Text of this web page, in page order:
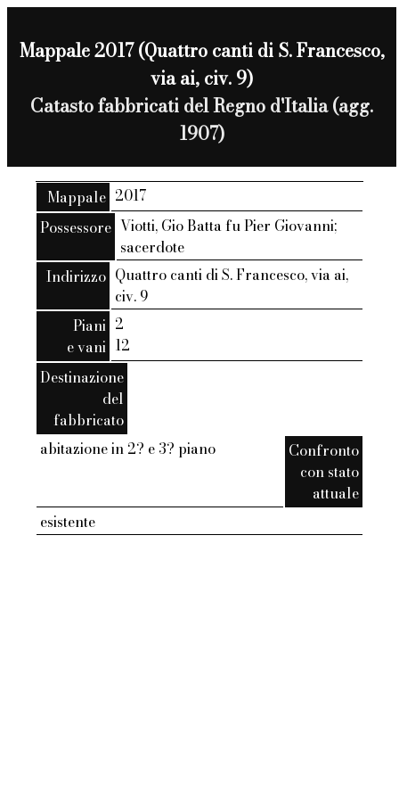
Mappale 2017 (Quattro canti di S. Francesco,
via ai, civ. 9)
Catasto fabbricati del Regno d'Italia (agg.
1907)
Mappale 2017
Possessore Viotti, Gio Batta fu Pier Giovanni;
sacerdote
Indirizzo Quattro canti di S. Francesco, via ai,
civ. 9
Piani
e vani
2
12
Destinazione
del
fabbricato
abitazione in 2? e 3? piano
Confronto
con stato
attuale
esistente